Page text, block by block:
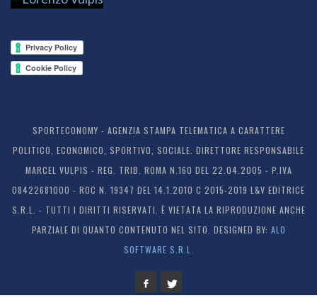
SPORTECONOMY - AGENZIA STAMPA TELEMATICA A CARATTERE
POLITICO, ECONOMICO, SPORTIVO, SOCIALE. DIRETTORE RESPONSABILE
MARCEL VULPIS - REG. TRIB. ROMA N.160 DEL 22.04.2005 - P.IVA
08422681000 - ROC N. 19347 DEL 14.1.2010 C 2015-2019 L&V EDITRICE
S.R.L. - TUTTI I DIRITTI RISERVATI. È VIETATA LA RIPRODUZIONE ANCHE
PARZIALE DI QUANTO CONTENUTO NEL SITO. DESIGNED BY: ALO
SOFTWARE S.R.L.